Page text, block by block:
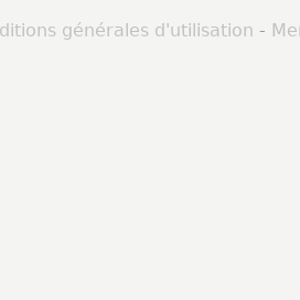
générales d'utilisation -